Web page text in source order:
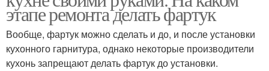
этапе ремонта делать фартук
Вообще, фартук можно сделать и до, и после установки
кухонного гарнитура, однако некоторые производители
кухонь запрещают делать фартук до установки.